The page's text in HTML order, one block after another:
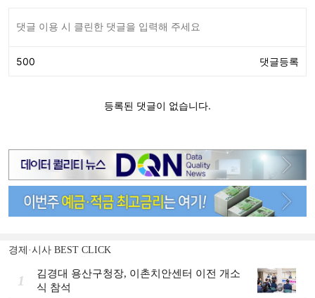
경제·시사 BEST CLICK
1
김경대 용산구청장, 이촌치안센터 이전 개소
식 참석